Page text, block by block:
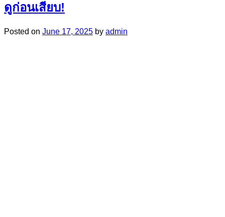
ดูก่อนเสียบ!
Posted on June 17, 2025 by admin